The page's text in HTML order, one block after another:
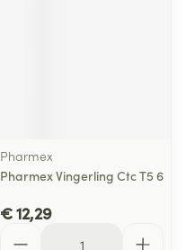
Pharmex
Pharmex Vingerling Ctc T5 6
€ 12,29